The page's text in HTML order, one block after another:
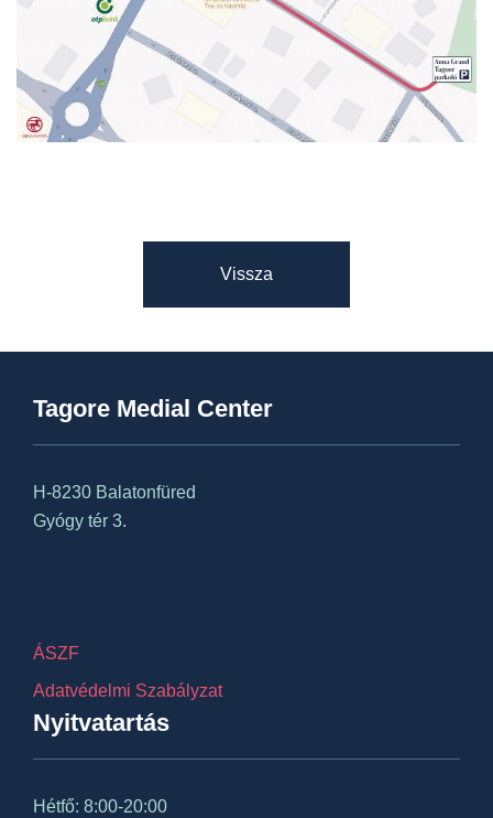
Vissza
Tagore Medial Center
H-8230 Balatonfüred
Gyógy tér 3.
ÁSZF
Adatvédelmi Szabályzat
Nyitvatartás
Hétfő: 8:00-20:00